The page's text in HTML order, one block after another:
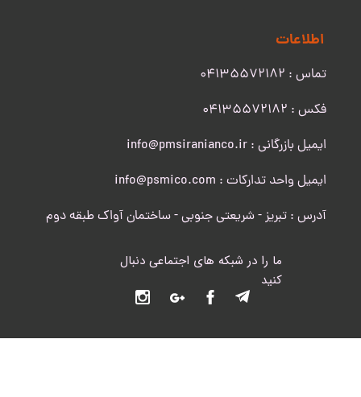
اطلاعات
تماس : 04135572182
​​​​​​​فکس : 04135572182
ایمیل بازرگانی : info@pmsiranianco.ir
ایمیل واحد تدارکات : info@psmico.com
آدرس : تبریز - شریعتی جنوبی - ساختمان آواک طبقه دوم
ما را در شبکه های اجتماعی دنبال
کنید